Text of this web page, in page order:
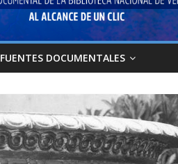
FUENTES DOCUMENTALES